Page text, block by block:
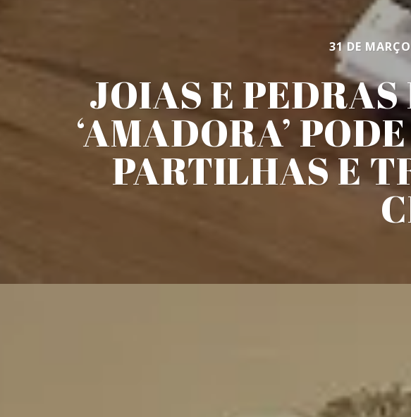
31 DE
JOIAS E
‘AMADORA’
PARTILHAS E